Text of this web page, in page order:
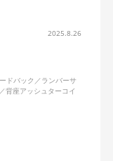
2025.8.26
ドバック／ランバーサ
背座アッシュターコイ